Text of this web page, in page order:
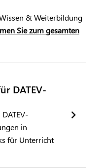
& Weiterbildung
Sie zum gesamten
DATEV-
in
für Unterricht